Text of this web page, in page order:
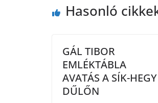
Hasonló
GÁL TIBOR
EMLÉKTÁBLA
AVATÁS A SÍK-HEGY
DŰLŐN